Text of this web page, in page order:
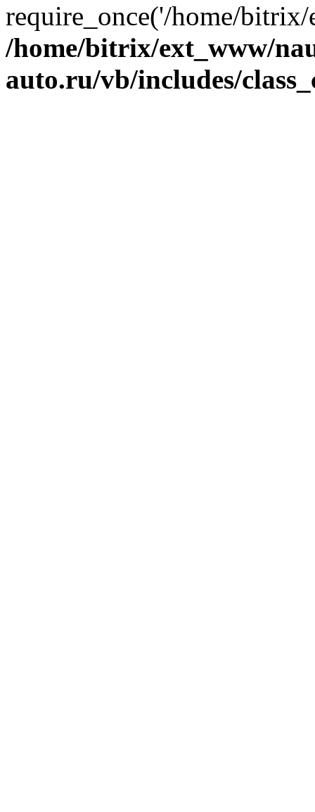
require_once('/home/
/home/bitrix/ext_www/
auto.ru/vb/includes/